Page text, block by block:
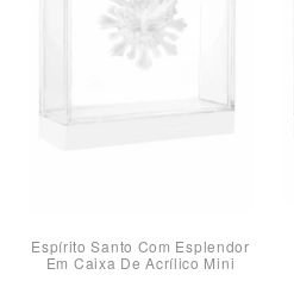
Espírito Santo Com Esplendor
Em Caixa De Acrílico Mini